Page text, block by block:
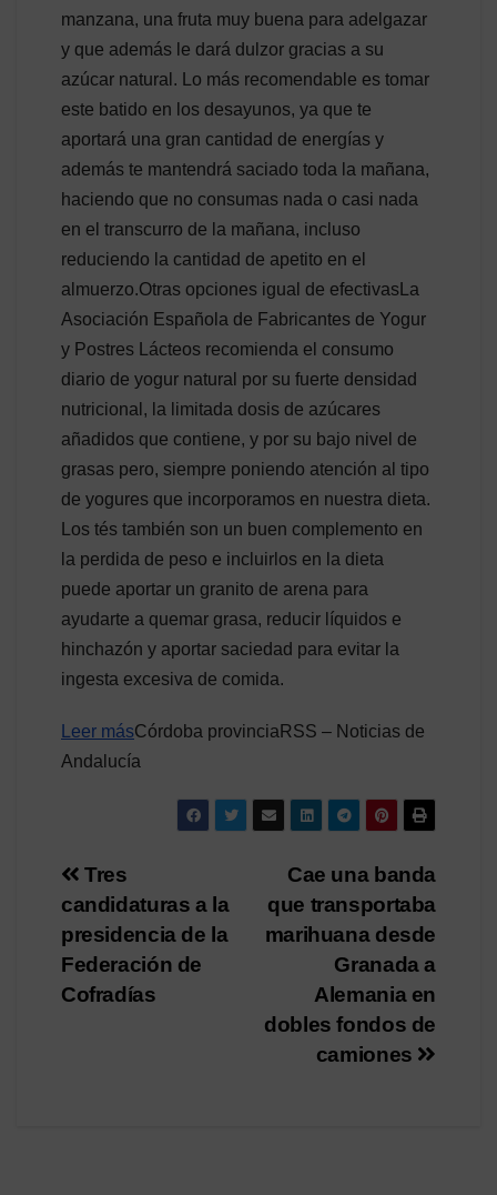
manzana, una fruta muy buena para adelgazar
y que además le dará dulzor gracias a su
azúcar natural. Lo más recomendable es tomar
este batido en los desayunos, ya que te
aportará una gran cantidad de energías y
además te mantendrá saciado toda la mañana,
haciendo que no consumas nada o casi nada
en el transcurro de la mañana, incluso
reduciendo la cantidad de apetito en el
almuerzo.Otras opciones igual de efectivasLa
Asociación Española de Fabricantes de Yogur
y Postres Lácteos recomienda el consumo
diario de yogur natural por su fuerte densidad
nutricional, la limitada dosis de azúcares
añadidos que contiene, y por su bajo nivel de
grasas pero, siempre poniendo atención al tipo
de yogures que incorporamos en nuestra dieta.
Los tés también son un buen complemento en
la perdida de peso e incluirlos en la dieta
puede aportar un granito de arena para
ayudarte a quemar grasa, reducir líquidos e
hinchazón y aportar saciedad para evitar la
ingesta excesiva de comida.
Leer másCórdoba provinciaRSS – Noticias de
Andalucía
Navegación
de
entradas
Cae una banda
que transportaba
marihuana desde
Granada a
Alemania en
dobles fondos de
camiones
Tres
candidaturas a la
presidencia de la
Federación de
Cofradías